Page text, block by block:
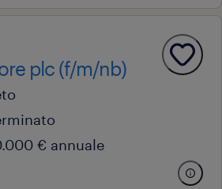
plc (f/m/nb)
€ annuale